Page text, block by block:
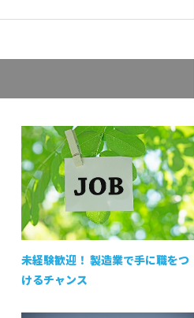
未経験歓迎！ 製造業で手に職をつ
けるチャンス